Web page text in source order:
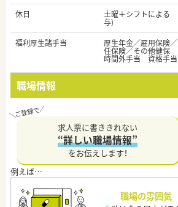
休日
土曜＋シフトによる
与)
福利厚生諸手当
厚生年金／雇用保険
任保険／その他健保
時間外手当 資格手
職場情報
求人票に書ききれない
“詳しい職場情報”
をお伝えします！
職場の雰囲気